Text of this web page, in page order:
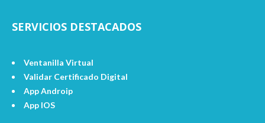
SERVICIOS DESTACADOS
Ventanilla Virtual
Validar Certificado Digital
App Androip
App IOS